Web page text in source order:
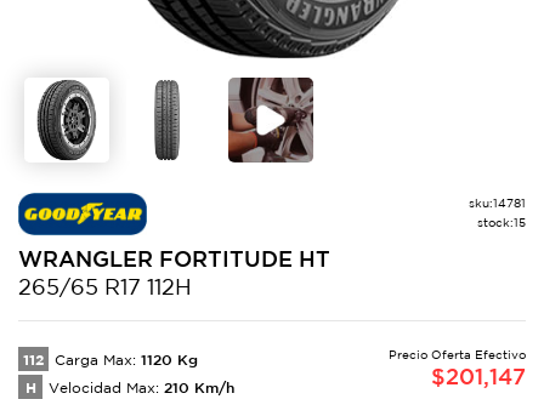
sku:14781
stock:15
WRANGLER FORTITUDE HT
265/65 R17 112H
112 Carga Max: 1120 Kg
H Velocidad Max: 210 Km/h
Precio Oferta Efectivo
$201,147